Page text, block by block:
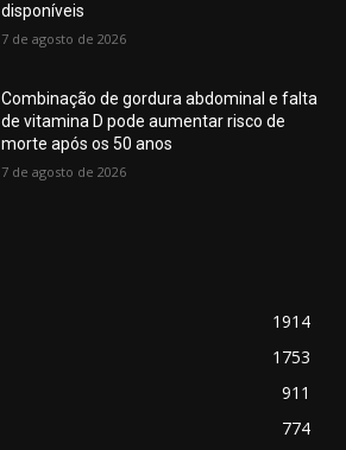
disponíveis
7 de agosto de 2026
Combinação de gordura abdominal e falta
de vitamina D pode aumentar risco de
morte após os 50 anos
7 de agosto de 2026
1914
1753
911
774